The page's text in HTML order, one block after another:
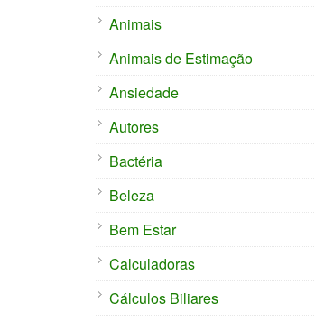
Animais
Animais de Estimação
Ansiedade
Autores
Bactéria
Beleza
Bem Estar
Calculadoras
Cálculos Biliares